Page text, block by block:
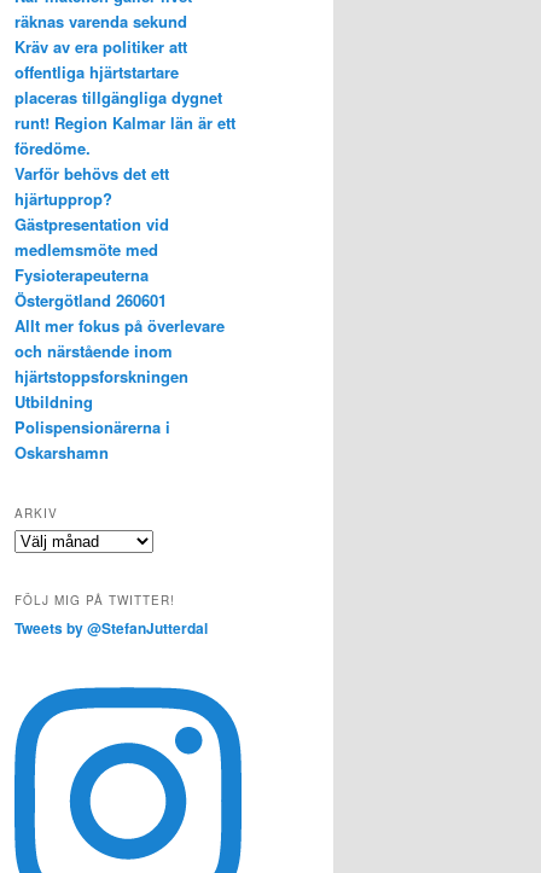
räknas varenda sekund
Kräv av era politiker att
offentliga hjärtstartare
placeras tillgängliga dygnet
runt! Region Kalmar län är ett
föredöme.
Varför behövs det ett
hjärtupprop?
Gästpresentation vid
medlemsmöte med
Fysioterapeuterna
Östergötland 260601
Allt mer fokus på överlevare
och närstående inom
hjärtstoppsforskningen
Utbildning
Polispensionärerna i
Oskarshamn
ARKIV
Arkiv
FÖLJ MIG PÅ TWITTER!
Tweets by @StefanJutterdal